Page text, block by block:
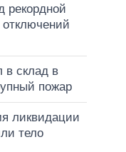
рекордной
отключений
в склад в
пожар
ликвидации
тело